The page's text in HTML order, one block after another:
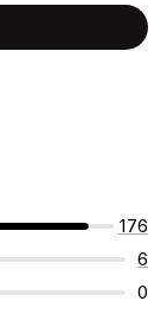
176
6
0